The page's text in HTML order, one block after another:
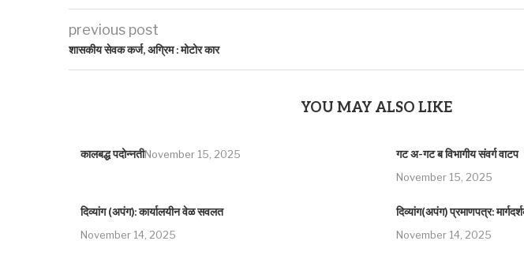
previous post
शासकीय सेवक कर्ज, अग्रिम : मोटोर कार
YOU MAY ALSO LIKE
कालबद्ध पदोन्नतीNovember 15, 2025 गट अ-गट ब विभागीय संवर्ग वाटप
November 15, 2025
दिव्यांग (अपंग): कार्यालयीन वेळ सवलत
November 14, 2025
दिव्यांग(अपंग) प्रमाणपत्र:
November 14, 2025